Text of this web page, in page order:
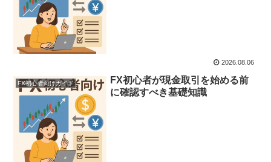
2026.08.06
FX初心者向けガイド
FX初心者が現金取引を始める前
に確認すべき基礎知識